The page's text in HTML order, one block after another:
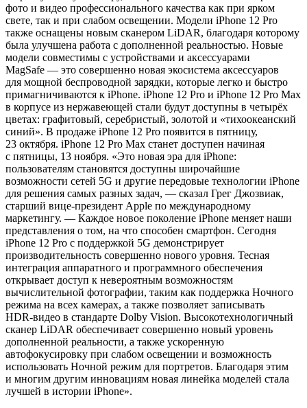
фото и видео профессионального качества как при ярком
свете, так и при слабом освещении. Модели iPhone 12 Pro
также оснащены новым сканером LiDAR, благодаря которому
была улучшена работа с дополненной реальностью. Новые
модели совместимы с устройствами и аксессуарами
MagSafe — это совершенно новая экосистема аксессуаров
для мощной беспроводной зарядки, которые легко и быстро
примагничиваются к iPhone. iPhone 12 Pro и iPhone 12 Pro Max
в корпусе из нержавеющей стали будут доступны в четырёх
цветах: графитовый, серебристый, золотой и «тихоокеанский
синий». В продаже iPhone 12 Pro появится в пятницу,
23 октября. iPhone 12 Pro Max станет доступен начиная
с пятницы, 13 ноября. «Это новая эра для iPhone:
пользователям становятся доступны широчайшие
возможности сетей 5G и другие передовые технологии iPhone
для решения самых разных задач, — сказал Грег Джозвиак,
старший вице-президент Apple по международному
маркетингу. — Каждое новое поколение iPhone меняет наши
представления о том, на что способен смартфон. Сегодня
iPhone 12 Pro с поддержкой 5G демонстрирует
производительность совершенно нового уровня. Тесная
интеграция аппаратного и программного обеспечения
открывает доступ к невероятным возможностям
вычислительной фотографии, таким как поддержка Ночного
режима на всех камерах, а также позволяет записывать
HDR‑видео в стандарте Dolby Vision. Высокотехнологичный
сканер LiDAR обеспечивает совершенно новый уровень
дополненной реальности, а также ускоренную
автофокусировку при слабом освещении и возможность
использовать Ночной режим для портретов. Благодаря этим
и многим другим инновациям новая линейка моделей стала
лучшей в истории iPhone».